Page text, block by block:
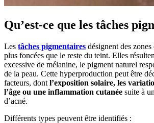
Qu’est-ce que les tâches
Les tâches pigmentaires désignent des
plus foncées que le reste du teint. Elles
excessive de mélanine, le pigment naturel
de la peau. Cette hyperproduction peut être
facteurs, dont l’exposition solaire, les
l’âge ou une inflammation cutanée suite à
d’acné.
Différents types peuvent être identifiés :